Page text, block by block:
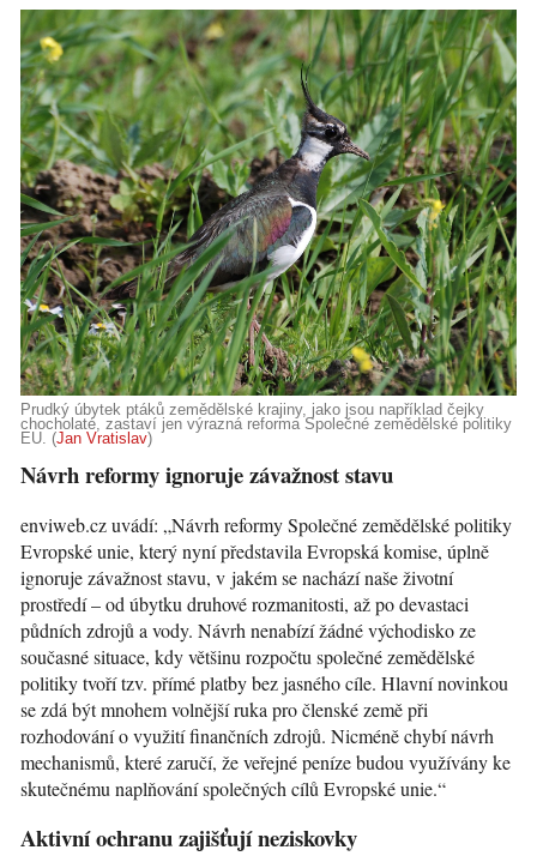
Prudký úbytek ptáků zemědělské krajiny, jako jsou například čejky
chocholaté, zastaví jen výrazná reforma Společné zemědělské politiky
EU. (Jan Vratislav)
Návrh reformy ignoruje závažnost stavu
enviweb.cz uvádí: „Návrh reformy Společné zemědělské politiky
Evropské unie, který nyní představila Evropská komise, úplně
ignoruje závažnost stavu, v jakém se nachází naše životní
prostředí – od úbytku druhové rozmanitosti, až po devastaci
půdních zdrojů a vody. Návrh nenabízí žádné východisko ze
současné situace, kdy většinu rozpočtu společné zemědělské
politiky tvoří tzv. přímé platby bez jasného cíle. Hlavní novinkou
se zdá být mnohem volnější ruka pro členské země při
rozhodování o využití finančních zdrojů. Nicméně chybí návrh
mechanismů, které zaručí, že veřejné peníze budou využívány ke
skutečnému naplňování společných cílů Evropské unie.“
Aktivní ochranu zajišťují neziskovky